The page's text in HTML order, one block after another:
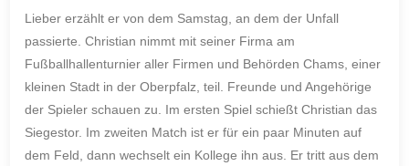
Lieber erzählt er von dem Samstag, an dem der Unfall
passierte. Christian nimmt mit seiner Firma am
Fußballhallenturnier aller Firmen und Behörden Chams, einer
kleinen Stadt in der Oberpfalz, teil. Freunde und Angehörige
der Spieler schauen zu. Im ersten Spiel schießt Christian das
Siegestor. Im zweiten Match ist er für ein paar Minuten auf
dem Feld, dann wechselt ein Kollege ihn aus. Er tritt aus dem